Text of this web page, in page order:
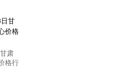
肃
格行